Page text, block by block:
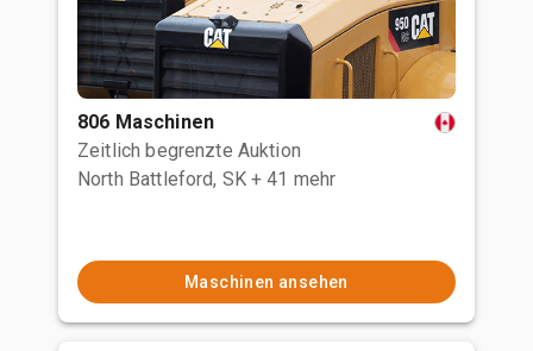
806 Maschinen
Zeitlich begrenzte Auktion
North Battleford, SK + 41 mehr
Maschinen ansehen